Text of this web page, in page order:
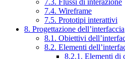
7.3. Flussi di interazione
7.4. Wireframe
7.5. Prototipi interattivi
8. Progettazione dell’interfaccia
8.1. Obiettivi
8.2. Elementi
8.2.1. Elementi di